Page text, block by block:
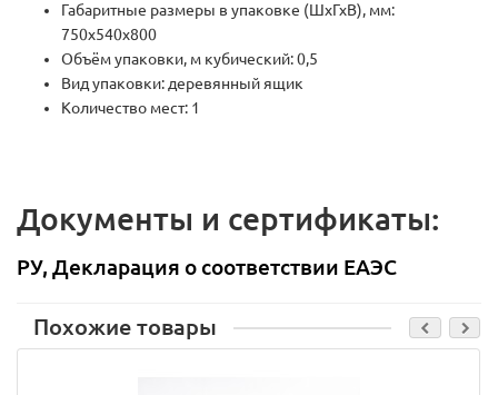
Габаритные размеры в упаковке (ШхГхВ), мм:
750х540х800
Объём упаковки, м кубический: 0,5
Вид упаковки: деревянный ящик
Количество мест: 1
Документы и сертификаты:
РУ, Декларация о соответствии ЕАЭС
Похожие товары